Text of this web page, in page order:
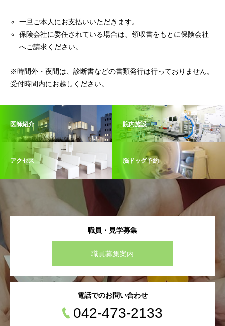
一旦ご本人にお支払いいただきます。
保険会社に委任されている場合は、領収書をもとに保険会社
へご請求ください。
※時間外・夜間は、診断書などの書類発行は行っておりません。
受付時間内にお越しください。
医師紹介 院内施設
アクセス 脳ドッグ予約
職員・見学募集
職員募集案内
電話でのお問い合わせ
042-473-2133